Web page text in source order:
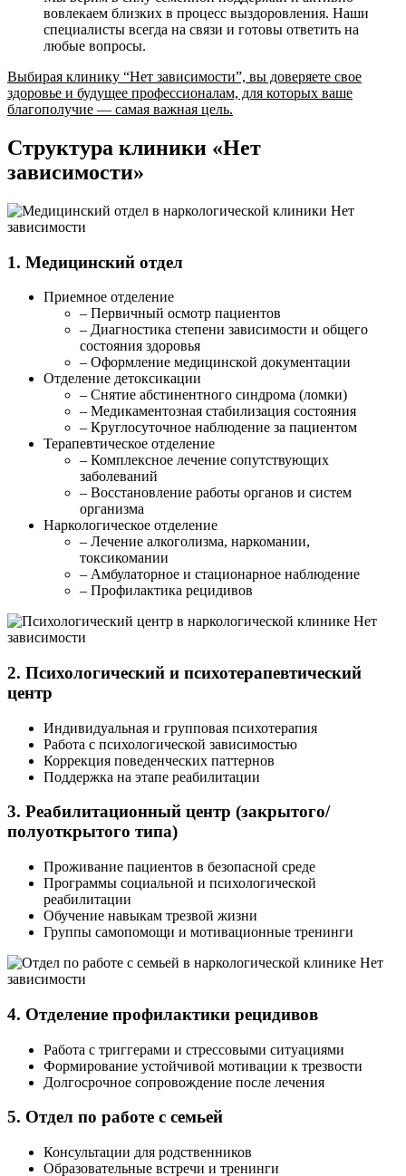
вовлекаем близких в процесс выздоровления. Наши
специалисты всегда на связи и готовы ответить на
любые вопросы.
Выбирая клинику “Нет зависимости”, вы доверяете свое
здоровье и будущее профессионалам, для которых ваше
благополучие — самая важная цель.
Структура клиники «Нет
зависимости»
1. Медицинский отдел
Приемное отделение
– Первичный осмотр пациентов
– Диагностика степени зависимости и общего
состояния здоровья
– Оформление медицинской документации
Отделение детоксикации
– Снятие абстинентного синдрома (ломки)
– Медикаментозная стабилизация состояния
– Круглосуточное наблюдение за пациентом
Терапевтическое отделение
– Комплексное лечение сопутствующих
заболеваний
– Восстановление работы органов и систем
организма
Наркологическое отделение
– Лечение алкоголизма, наркомании,
токсикомании
– Амбулаторное и стационарное наблюдение
– Профилактика рецидивов
2. Психологический и психотерапевтический
центр
Индивидуальная и групповая психотерапия
Работа с психологической зависимостью
Коррекция поведенческих паттернов
Поддержка на этапе реабилитации
3. Реабилитационный центр (закрытого/
полуоткрытого типа)
Проживание пациентов в безопасной среде
Программы социальной и психологической
реабилитации
Обучение навыкам трезвой жизни
Группы самопомощи и мотивационные тренинги
4. Отделение профилактики рецидивов
Работа с триггерами и стрессовыми ситуациями
Формирование устойчивой мотивации к трезвости
Долгосрочное сопровождение после лечения
5. Отдел по работе с семьей
Консультации для родственников
Образовательные встречи и тренинги